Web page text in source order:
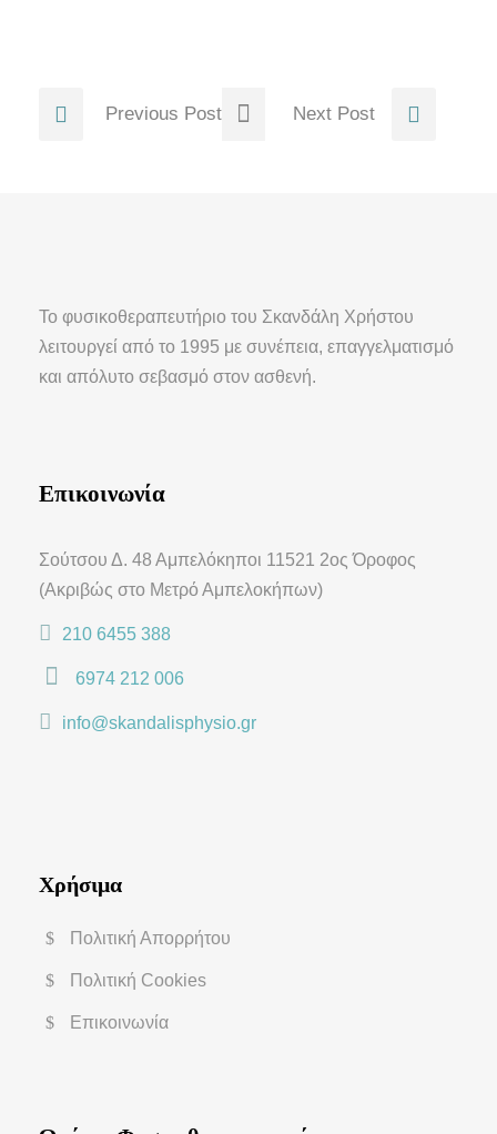
Previous Post Next Post
Το φυσικοθεραπευτήριο του Σκανδάλη Χρήστου
λειτουργεί από το 1995 με συνέπεια, επαγγελματισμό
και απόλυτο σεβασμό στον ασθενή.
Επικοινωνία
Σούτσου Δ. 48 Αμπελόκηποι 11521 2ος Όροφος
(Ακριβώς στο Μετρό Αμπελοκήπων)
210 6455 388
6974 212 006
info@skandalisphysio.gr
Χρήσιμα
Πολιτική Απορρήτου
Πολιτική Cookies
Επικοινωνία